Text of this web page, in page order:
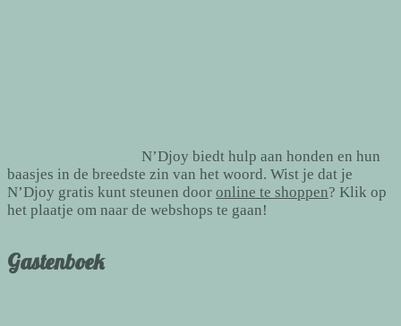
N’Djoy biedt hulp aan honden en hun
baasjes in de breedste zin van het woord. Wist je dat je
N’Djoy gratis kunt steunen door online te shoppen? Klik op
het plaatje om naar de webshops te gaan!
Gastenboek